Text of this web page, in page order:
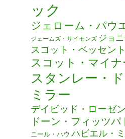
ック
ジェローム・パウ
ジェームズ・サイモンズ ジョ
スコット・ベッセント
スコット・マイナ
スタンレー・
ミラー
デイビッド・ローゼ
ドーン・フィッツパ
ニール・ハウ ハビエル・